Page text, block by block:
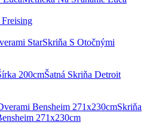
Skriňa S Otočnými
Šatná Skriňa Detroit
Skriňa
271x230cm